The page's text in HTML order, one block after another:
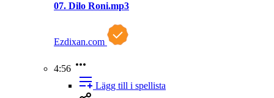
07. Dilo Roni.mp3
Ezdixan.com
4:56
Lägg till i spellista